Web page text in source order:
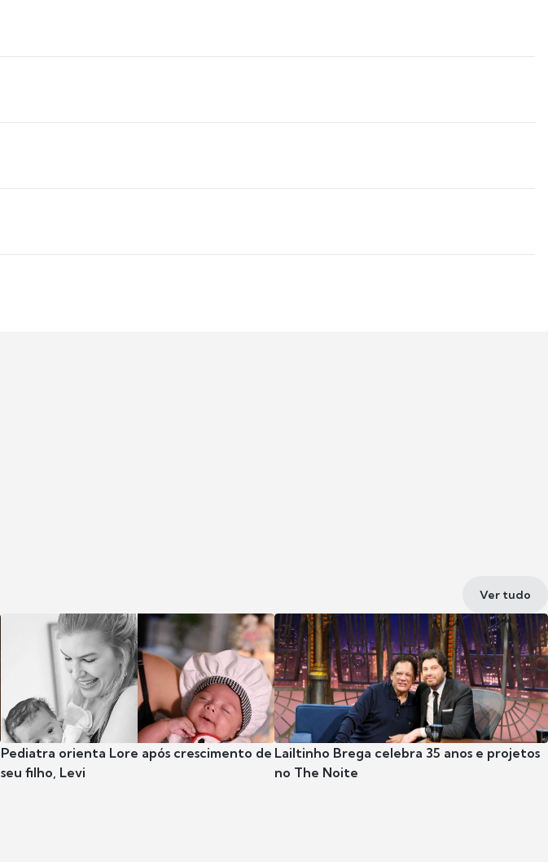
Ver tudo
Pediatra orienta Lore após crescimento de
seu filho, Levi
Lailtinho Brega celebra 35 anos e projetos
no The Noite